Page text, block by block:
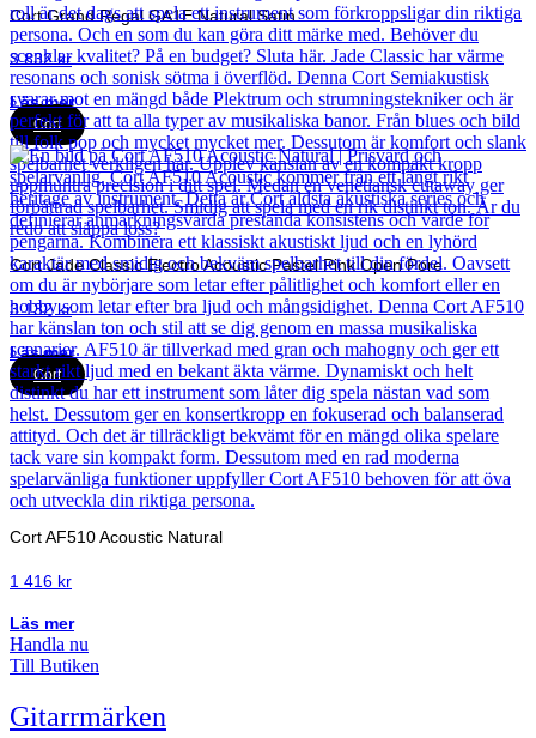
Cort Grand Regal GA1E Natural Satin
3 832kr
Läs mer
Cort
Cort Jade Classic Electro Acoustic Pastel Pink Open Pore
3 132kr
Läs mer
Cort
Cort AF510 Acoustic Natural
1 416 kr
Läs mer
Handla nu
Till Butiken
Gitarrmärken